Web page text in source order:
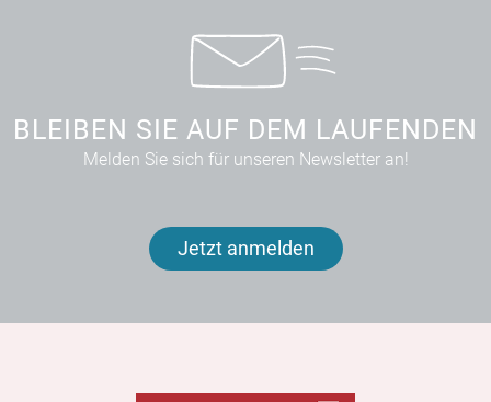
BLEIBEN SIE AUF DEM LAUFENDEN
Melden Sie sich für unseren Newsletter an!
Jetzt anmelden